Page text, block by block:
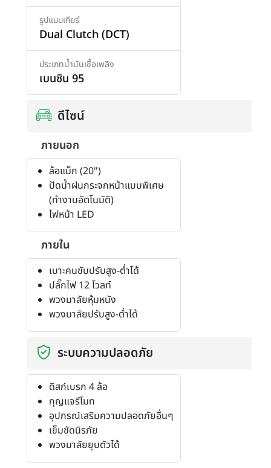
รูปแบบเกียร์
Dual Clutch (DCT)
ประเภทน้ำมันเชื้อเพลิง
เบนซิน 95
ดีไซน์
ภายนอก
ล้อแม็ก (20")
ปัดน้ำฝนกระจกหน้าแบบพิเศษ
(ทำงานอัตโนมัติ)
ไฟหน้า LED
ภายใน
เบาะคนขับปรับสูง-ต่ำได้
ปลั๊กไฟ 12 โวลท์
พวงมาลัยหุ้มหนัง
พวงมาลัยปรับสูง-ต่ำได้
ระบบความปลอดภัย
ดิสก์เบรก 4 ล้อ
กุญแจรีโมท
อุปกรณ์เสริมความปลอดภัยอื่นๆ
เข็มขัดนิรภัย
พวงมาลัยยุบตัวได้